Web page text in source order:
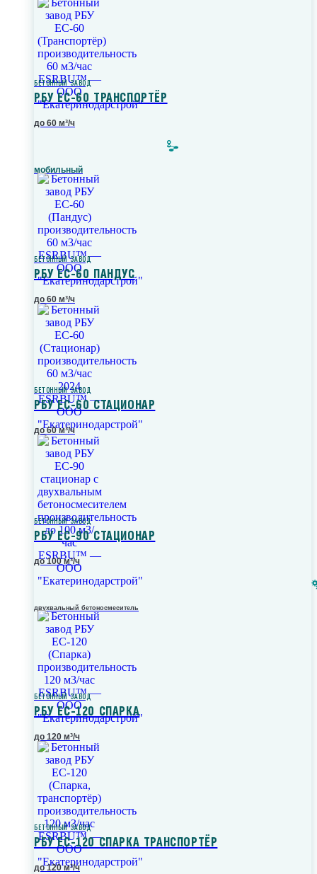
БЕТОННЫЙ ЗАВОД
РБУ ЕС-60 ТРАНСПОРТЁР
до 60 м³/ч
мобильный
БЕТОННЫЙ ЗАВОД
РБУ ЕС-60 ПАНДУС
до 60 м³/ч
БЕТОННЫЙ ЗАВОД
РБУ ЕС-60 СТАЦИОНАР
до 60 м³/ч
БЕТОННЫЙ ЗАВОД
РБУ ЕС-90 СТАЦИОНАР
до 100 м³/ч
двухвальный бетоносмеситель
БЕТОННЫЙ ЗАВОД
РБУ ЕС-120 СПАРКА
до 120 м³/ч
БЕТОННЫЙ ЗАВОД
РБУ ЕС-120 СПАРКА ТРАНСПОРТЁР
до 120 м³/ч